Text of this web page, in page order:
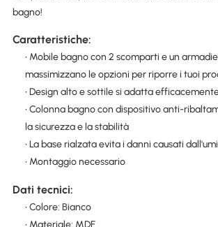
bagno!
Caratteristiche:
• Mobile bagno con 2 scomparti e un
massimizzano le opzioni per riporre i tuoi
• Design alto e sottile si adatta
• Colonna bagno con dispositivo anti-
la sicurezza e la stabilità
• La base rialzata evita i danni causati
• Montaggio necessario
Dati tecnici:
• Colore: Bianco
• Materiale: MDF